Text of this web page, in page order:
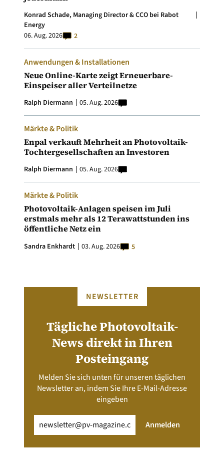
Konrad Schade, Managing Director & CCO bei Rabot
Energy
06. Aug. 2026
2
Anwendungen & Installationen
Neue Online-Karte zeigt Erneuerbare-
Einspeiser aller Verteilnetze
Ralph Diermann 05. Aug. 2026
Märkte & Politik
Enpal verkauft Mehrheit an Photovoltaik-
Tochtergesellschaften an Investoren
Ralph Diermann 05. Aug. 2026
Märkte & Politik
Photovoltaik-Anlagen speisen im Juli
erstmals mehr als 12 Terawattstunden ins
öffentliche Netz ein
Sandra Enkhardt 03. Aug. 2026 5
NEWSLETTER
Tägliche Photovoltaik-
News direkt in Ihren
Posteingang
Melden Sie sich unten für unseren täglichen
Newsletter an, indem Sie Ihre E-Mail-Adresse
eingeben
(erforderlich) Anmelden